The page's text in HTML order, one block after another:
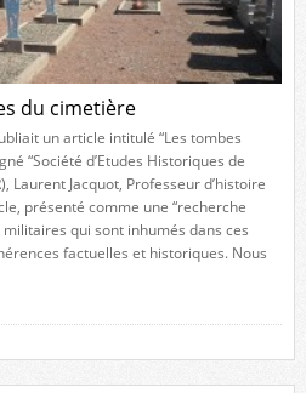
du cimetière
un article intitulé “Les tombes
“Société d’Etudes Historiques de
Laurent Jacquot, Professeur d’histoire
présenté comme une “recherche
qui sont inhumés dans ces
factuelles et historiques. Nous